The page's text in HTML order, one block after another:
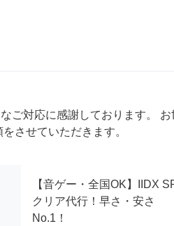
ご対応に感謝しております。 お
させていただきます。
【音ゲー・全国OK】IIDX
クリア代行！早さ・安さ
No.1！